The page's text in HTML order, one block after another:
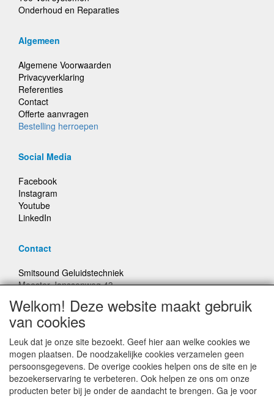
Onderhoud en Reparaties
Algemeen
Algemene Voorwaarden
Privacyverklaring
Referenties
Contact
Offerte aanvragen
Bestelling herroepen
Social Media
Facebook
Instagram
Youtube
LinkedIn
Contact
Smitsound Geluidstechniek
Meester Janssenweg 43
E-mail: info@smitsound.nl
Telefoon: +31-(0)6-22256322
Bestellingen binnen Nederland, ongeacht gewicht, verstuurd
voor € 6,95
Prijzen inclusief 21% BTW, tenzij anders vermeldt
Welkom! Deze website maakt gebruik
van cookies
Leuk dat je onze site bezoekt. Geef hier aan welke cookies we
mogen plaatsen. De noodzakelijke cookies verzamelen geen
persoonsgegevens. De overige cookies helpen ons de site en je
bezoekerservaring te verbeteren. Ook helpen ze ons om onze
producten beter bij je onder de aandacht te brengen. Ga je voor